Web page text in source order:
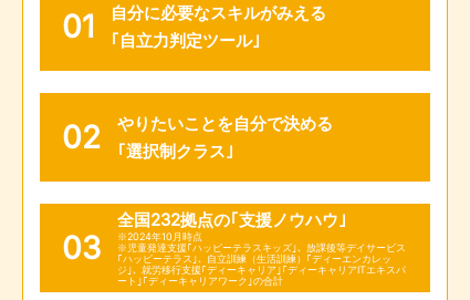
01
自分に必要なスキルがみえる
｢自立力判定ツール｣
02
やりたいことを自分で決める
｢選択制クラス｣
03
全国232拠点の｢支援ノウハウ｣
※2024年10月時点
※児童発達支援｢ハッピーテラスキッズ｣､ 放課後等デイサービス
｢ハッピーテラス｣､ 自立訓練（生活訓練）｢ディーエンカレッ
ジ｣､ 就労移行支援｢ディーキャリア｣｢ディーキャリアITエキスパ
ート｣｢ディーキャリアワーク｣の合計